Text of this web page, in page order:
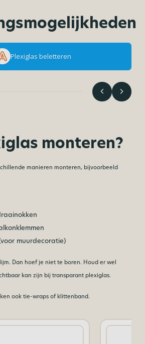
Plexiglas beletteren
monteren?
manieren monteren, bijvoorbeeld
muurdecoratie)
Dan hoef je niet te boren. Houd er wel
kan zijn bij transparant plexiglas.
ook tie-wraps of klittenband.